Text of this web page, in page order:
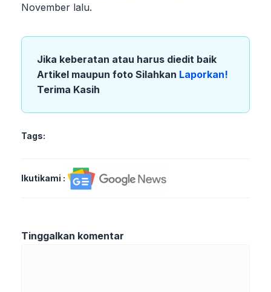
November lalu.
Jika keberatan atau harus diedit baik
Artikel maupun foto Silahkan Laporkan!
Terima Kasih
Tags:
Ikutikami :
Tinggalkan komentar